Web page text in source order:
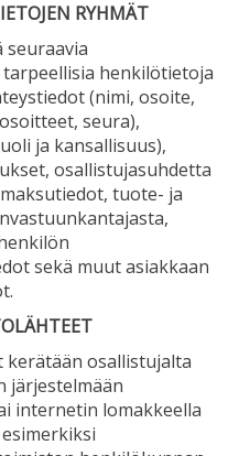
RYHMÄT
seuraavia
henkilötietoja
(nimi, osoite,
seura),
ja kansallisuus),
osallistujasuhdetta
tuote- ja
sekä muut asiakkaan
kerätään osallistujalta
järjestelmään
internetin lomakkeella